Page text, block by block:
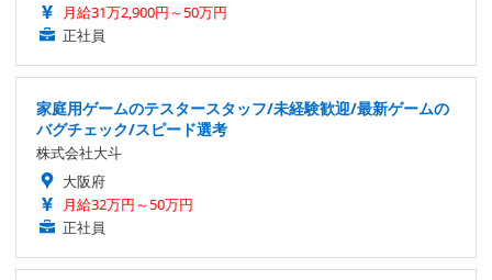
月給31万2,900円～50万円
正社員
家庭用ゲームのテスタースタッフ/未経験歓迎/最新ゲームの
バグチェック/スピード選考
株式会社大斗
大阪府
月給32万円～50万円
正社員